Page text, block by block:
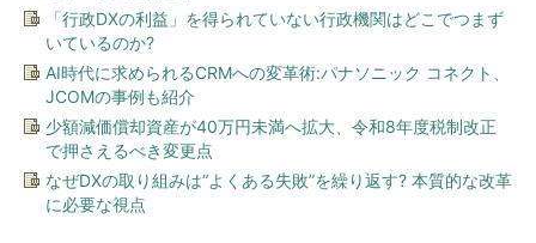
「行政DXの利益」を得られていない行政機関はどこでつまず
いているのか?
AI時代に求められるCRMへの変革術:パナソニック コネクト、
JCOMの事例も紹介
少額減価償却資産が40万円未満へ拡大、令和8年度税制改正
で押さえるべき変更点
なぜDXの取り組みは“よくある失敗”を繰り返す? 本質的な改革
に必要な視点